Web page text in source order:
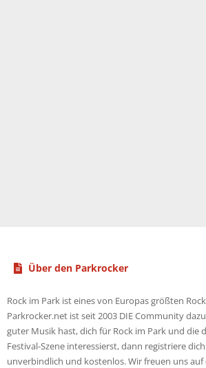
Über den Parkrocker
Rock im Park ist eines von Europas größten
Parkrocker.net ist seit 2003 DIE Community
guter Musik hast, dich für Rock im Park und die
Festival-Szene interessierst, dann registriere
unverbindlich und kostenlos. Wir freuen uns auf